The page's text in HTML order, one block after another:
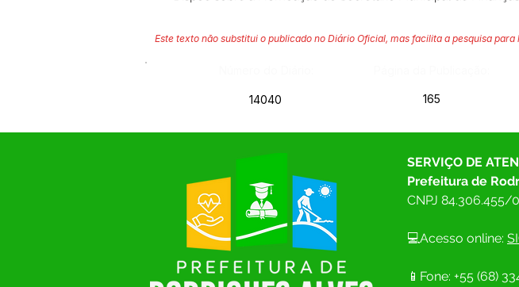
Este texto não substitui o publicado no Diário Oficial, mas facilita a pesquisa
14040 165
SERVIÇO DE
Prefeitura de
CNPJ 84.306.455/
💻Acesso online:
📱Fone: +55 (68)